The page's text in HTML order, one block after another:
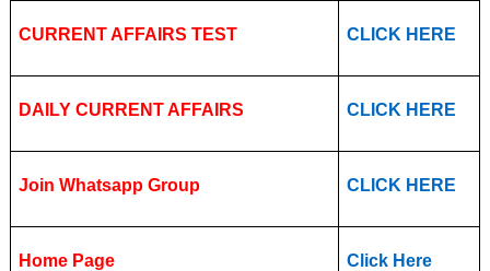
CURRENT AFFAIRS TEST CLICK HERE
DAILY CURRENT AFFAIRS CLICK HERE
Join Whatsapp Group CLICK HERE
Home Page Click Here